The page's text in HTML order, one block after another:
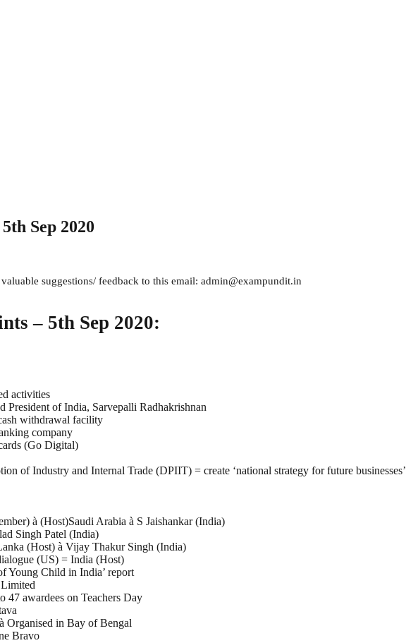
Sep 2020
suggestions/ feedback to this email: admin@exampundit.in
– 5th Sep 2020:
activities
President of India, Sarvepalli Radhakrishnan
withdrawal facility
company
(Go Digital)
of Industry and Internal Trade (DPIIT) = create ‘national strategy for future businesses’
à (Host)Saudi Arabia à S Jaishankar (India)
Singh Patel (India)
(Host) à Vijay Thakur Singh (India)
(US) = India (Host)
Young Child in India’ report
47 awardees on Teachers Day
Organised in Bay of Bengal
Bravo